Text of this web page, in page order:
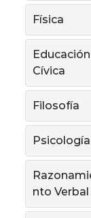
Física
Educación
Cívica
Filosofía
Psicología
nto Verbal